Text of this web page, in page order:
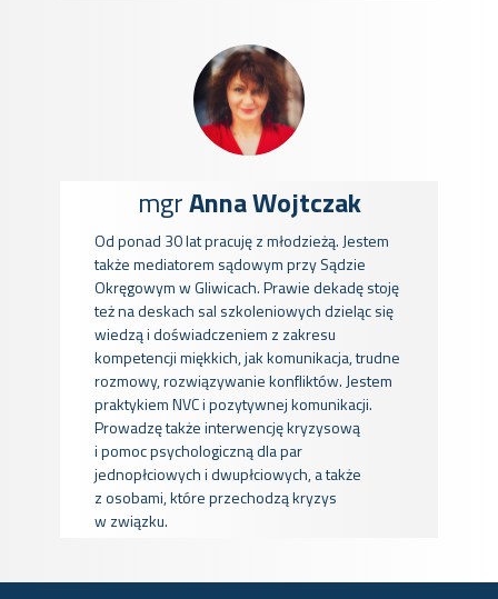
mgrAnna Wojtczak
Od ponad 30 lat pracuję z młodzieżą. Jestem
także mediatorem sądowym przy Sądzie
Okręgowym w Gliwicach. Prawie dekadę stoję
też na deskach sal szkoleniowych dzieląc się
wiedzą i doświadczeniem z zakresu
kompetencji miękkich, jak komunikacja, trudne
rozmowy, rozwiązywanie konfliktów. Jestem
praktykiem NVC i pozytywnej komunikacji.
Prowadzę także interwencję kryzysową
i pomoc psychologiczną dla par
jednopłciowych i dwupłciowych, a także
z osobami, które przechodzą kryzys
w związku.